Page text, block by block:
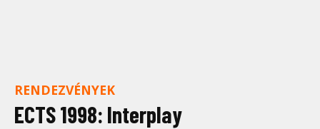
RENDEZVÉNYEK
ECTS 1998: Interplay